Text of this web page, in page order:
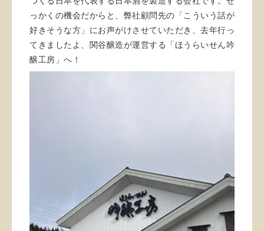
っかくの機会だからと、弊社顧問先の「こういう話が
好きそうな方」にお声がけさせていただき、去年行っ
てきましたよ、関谷醸造が運営する「ほうらいせん吟
醸工房」へ！